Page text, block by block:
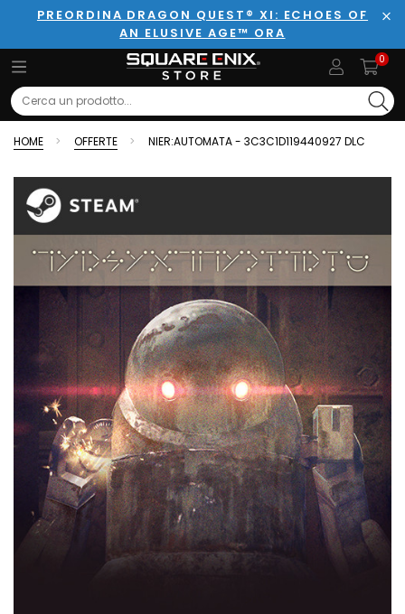
PREORDINA DRAGON QUEST® XI: ECHOES OF
AN ELUSIVE AGE™ ORA
0
Search
HOME OFFERTE NIER:AUTOMATA - 3C3C1D119440927 DLC